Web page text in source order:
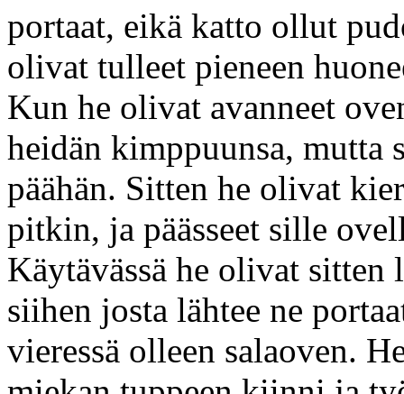
portaat, eikä katto ollut
olivat tulleet pieneen
Kun he olivat avanneet
heidän kimppuunsa, mutta
päähän. Sitten he olivat
pitkin, ja päässeet sille
Käytävässä he olivat sitten
siihen josta lähtee ne
vieressä olleen salaoven.